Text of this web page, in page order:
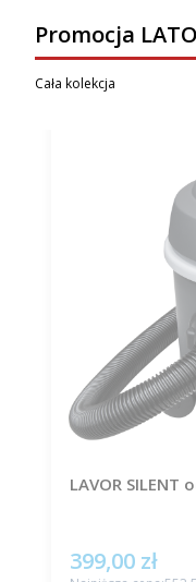
Promocja
Cała kolekcja
LAVOR
Cena
399,00 zł